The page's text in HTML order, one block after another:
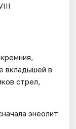
вкладышей в
стрел,
энеолит